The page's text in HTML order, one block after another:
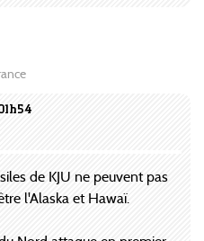
de KJU ne peuvent pas
l'Alaska et Hawaï.